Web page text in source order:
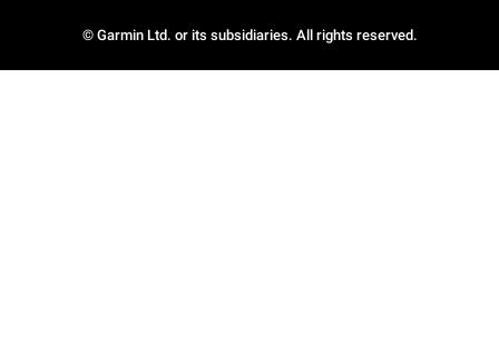
© Garmin Ltd. or its subsidiaries. All rights reserved.